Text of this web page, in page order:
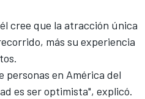
cree que la atracción única
más su experiencia
personas en América del
es ser optimista", explicó.